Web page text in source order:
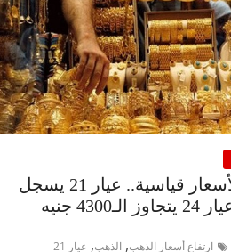
الذهب يصل لأسعار قياسية.. عيار 21 يسجل
ارتفاع أسعار الذهب,الذهب, عيار 21
مقعد شاغر على مائدة الإفطار..
حسين عبدالهادي فارس مقاومة
الخصخصة الذي دافع عن المال
(بروفايل)
21 فبراير، 2026